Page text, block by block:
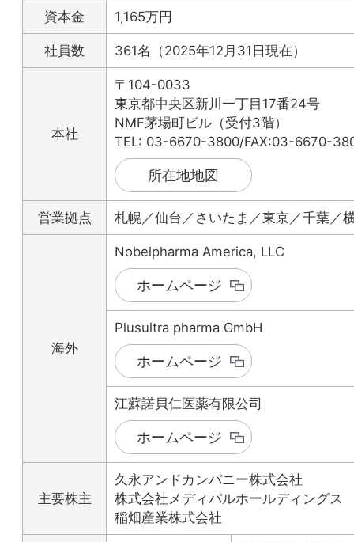
資本金 1,165万円
社員数 361名（2025年12月31日現在）
本社
〒104-0033
東京都中央区新川一丁目17番24号
NMF茅場町ビル（受付3階）
TEL: 03-6670-3800/FAX:03-6670-
所在地地図
営業拠点 札幌／仙台／さいたま／東京／千葉／
海外
Nobelpharma America, LLC
ホームページ
Plusultra pharma GmbH
ホームページ
江蘇諾貝仁医薬有限公司
ホームページ
主要株主
久永アンドカンパニー株式会社
株式会社メディパルホールディングス
稲畑産業株式会社